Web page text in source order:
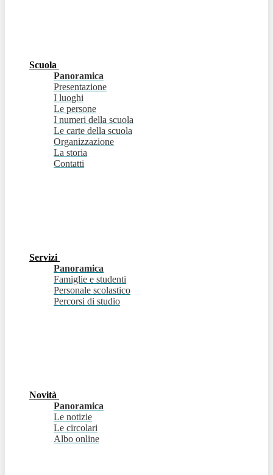
Scuola
Panoramica
Presentazione
I luoghi
Le persone
I numeri della scuola
Le carte della scuola
Organizzazione
La storia
Contatti
Servizi
Panoramica
Famiglie e studenti
Personale scolastico
Percorsi di studio
Novità
Panoramica
Le notizie
Le circolari
Albo online